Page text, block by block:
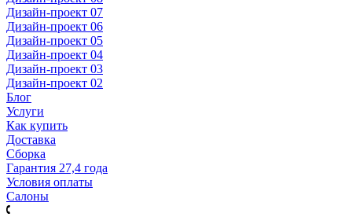
Дизайн-проект 07
Дизайн-проект 06
Дизайн-проект 05
Дизайн-проект 04
Дизайн-проект 03
Дизайн-проект 02
Блог
Услуги
Как купить
Доставка
Сборка
Гарантия 27,4 года
Условия оплаты
Салоны